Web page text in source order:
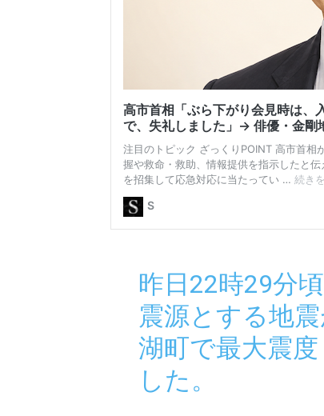
昨日22時29分
震源とする地
湖町で最大震
した。